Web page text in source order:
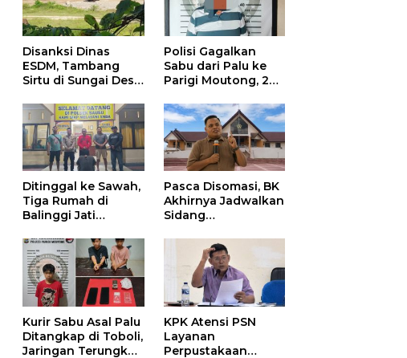
Disanksi Dinas
ESDM, Tambang
Sirtu di Sungai Desa
Polisi Gagalkan
Sabu dari Palu ke
Parigi Moutong, 2
Ditangkap
Ditinggal ke Sawah,
Tiga Rumah di
Balinggi Jati
Ditangkap Dini Hari
Pasca Disomasi, BK
Akhirnya Jadwalkan
Sidang
Terhadap Selpina
Kurir Sabu Asal Palu
Ditangkap di Toboli,
Jaringan Terungkap
KPK Atensi PSN
Layanan
Perpustakaan